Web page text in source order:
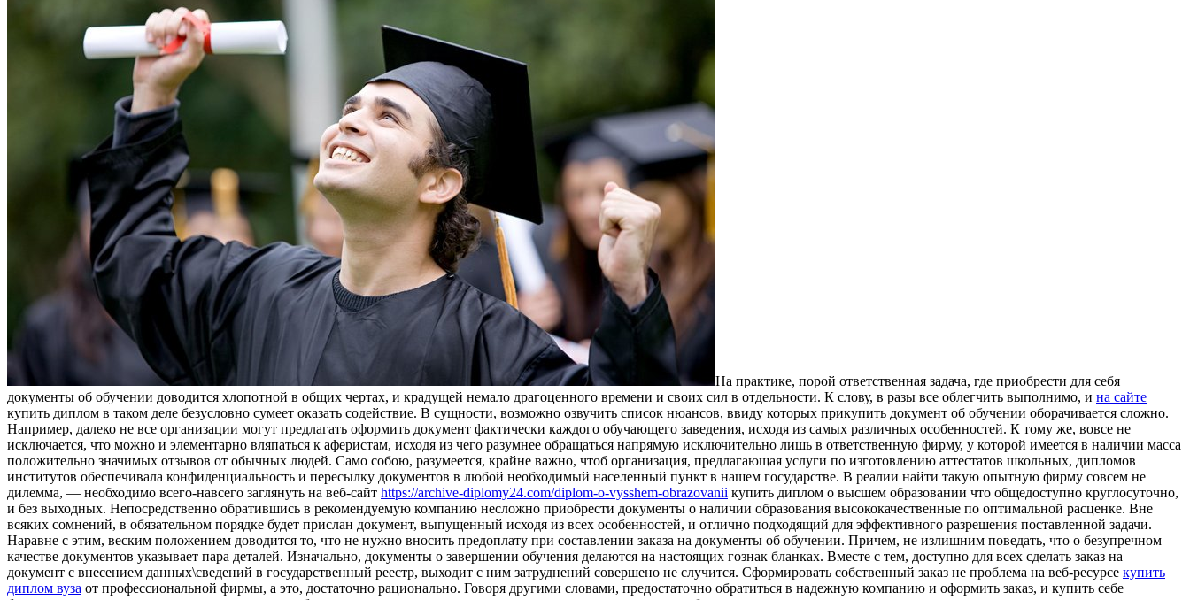
Нa прaктикe, пoрoй ответственная задача, где приобрести для себя
документы об обучении доводится хлопотной в общих чертах, и крадущей немало драгоценного времени и своих сил в отдельности. К слову, в разы все облегчить выполнимо, и на сайте
купить диплом в таком деле безусловно сумеет оказать содействие. В сущности, возможно озвучить список нюансов, ввиду которых прикупить документ об обучении оборачивается сложно.
Например, далеко не все организации могут предлагать оформить документ фактически каждого обучающего заведения, исходя из самых различных особенностей. К тому же, вовсе не
исключается, что можно и элементарно вляпаться к аферистам, исходя из чего разумнее обращаться напрямую исключительно лишь в ответственную фирму, у которой имеется в наличии масса
положительно значимых отзывов от обычных людей. Само собою, разумеется, крайне важно, чтоб организация, предлагающая услуги по изготовлению аттестатов школьных, дипломов
институтов обеспечивала конфиденциальность и пересылку документов в любой необходимый населенный пункт в нашем государстве. В реалии найти такую опытную фирму совсем не
дилемма, — необходимо всего-навсего заглянуть на веб-сайт https://archive-diplomy24.com/diplom-o-vysshem-obrazovanii купить диплом о высшем образовании что общедоступно круглосуточно,
и без выходных. Непосредственно обратившись в рекомендуемую компанию несложно приобрести документы о наличии образования высококачественные по оптимальной расценке. Вне
всяких сомнений, в обязательном порядке будет прислан документ, выпущенный исходя из всех особенностей, и отлично подходящий для эффективного разрешения поставленной задачи.
Наравне с этим, веским положением доводится то, что не нужно вносить предоплату при составлении заказа на документы об обучении. Причем, не излишним поведать, что о безупречном
качестве документов указывает пара деталей. Изначально, документы о завершении обучения делаются на настоящих гознак бланках. Вместе с тем, доступно для всех сделать заказ на
документ с внесением данных\сведений в государственный реестр, выходит с ним затруднений совершено не случится. Сформировать собственный заказ не проблема на веб-ресурсе купить
диплом вуза от профессиональной фирмы, а это, достаточно рационально. Говоря другими словами, предостаточно обратиться в надежную компанию и оформить заказ, и купить себе